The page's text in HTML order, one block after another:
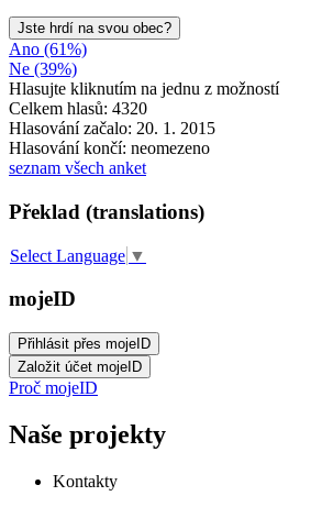
Jste hrdí na svou obec?
Ano (61%)
Ne (39%)
Hlasujte kliknutím na jednu z možností
Celkem hlasů: 4320
Hlasování začalo: 20. 1. 2015
Hlasování končí: neomezeno
seznam všech anket
Překlad (translations)
Select Language ▼
mojeID
Proč mojeID
Naše projekty
Kontakty